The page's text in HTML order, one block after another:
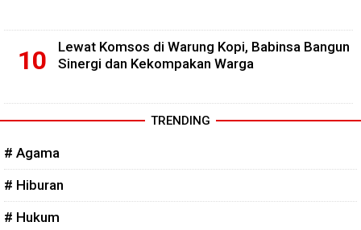
Lewat Komsos di Warung Kopi, Babinsa Bangun
Sinergi dan Kekompakan Warga
TRENDING
# Agama
# Hiburan
# Hukum